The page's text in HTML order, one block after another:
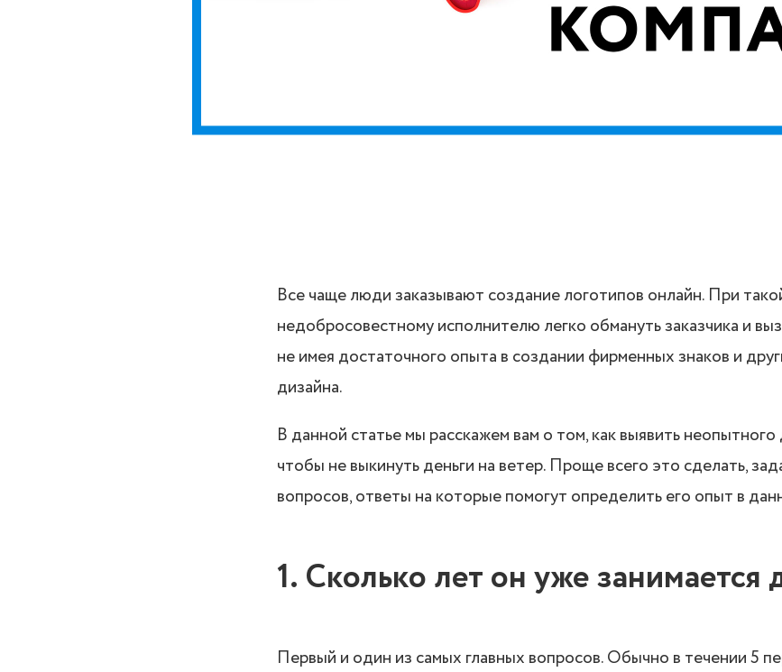
Все чаще люди заказывают создание логотипов онлайн. При
недобросовестному исполнителю легко обмануть заказчика и
не имея достаточного опыта в создании фирменных знаков и
дизайна.
В данной статье мы расскажем вам о том, как выявить неопытного
чтобы не выкинуть деньги на ветер. Проще всего это сделать,
вопросов, ответы на которые помогут определить его опыт в
1. Сколько лет он уже занимается
Первый и один из самых главных вопросов. Обычно в течении 5